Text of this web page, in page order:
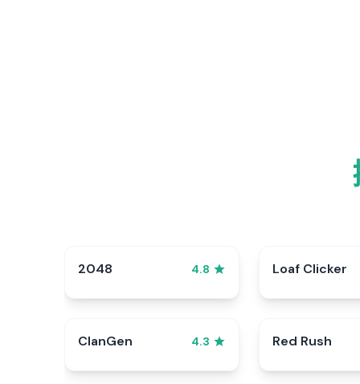
2048 4.8 Loaf Clicker
ClanGen 4.3 Red Rush